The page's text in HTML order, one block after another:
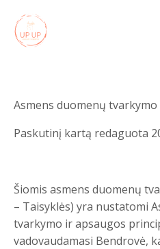
Asmens duomenų tvarkymo
Paskutinį kartą redaguota
Šiomis asmens duomenų
– Taisyklės) yra nustatomi
tvarkymo ir apsaugos
vadovaudamasi Bendrovė,